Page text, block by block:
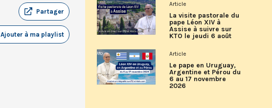
Partager
Ajouter à ma playlist
Article
La visite pastorale du
pape Léon XIV à
Assise à suivre sur
KTO le jeudi 6 août
Article
Le pape en Uruguay,
Argentine et Pérou du
6 au 17 novembre
2026